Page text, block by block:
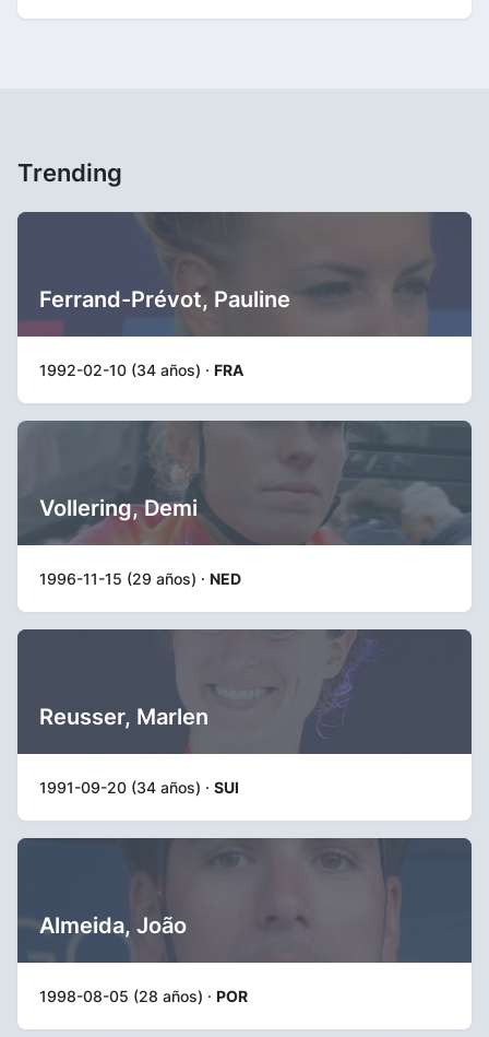
Trending
Ferrand-Prévot, Pauline
1992-02-10 (34 años) · FRA
Vollering, Demi
1996-11-15 (29 años) · NED
Reusser, Marlen
1991-09-20 (34 años) · SUI
Almeida, João
1998-08-05 (28 años) · POR